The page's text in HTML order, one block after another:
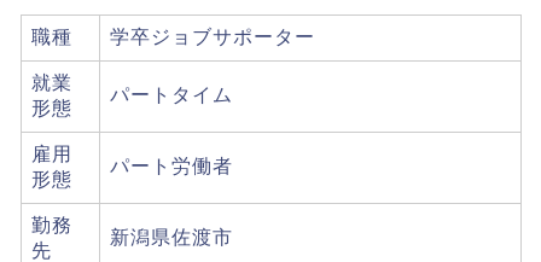
職種 学卒ジョブサポーター
就業
形態
パートタイム
雇用
形態
パート労働者
勤務
先
新潟県佐渡市